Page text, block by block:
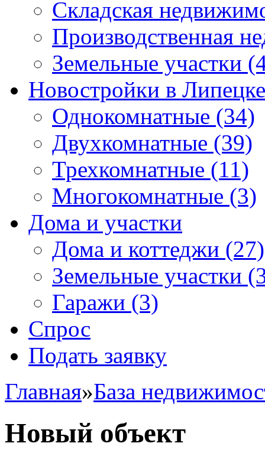
Складская
Производственная
Земельные участки
Новостройки в Липецке
Однокомнатные (34)
Двухкомнатные (39)
Трехкомнатные (11)
Многокомнатные (3)
Дома и участки
Дома и коттеджи (27)
Земельные участки
Гаражи (3)
Спрос
Подать заявку
Главная»База
Новый объект